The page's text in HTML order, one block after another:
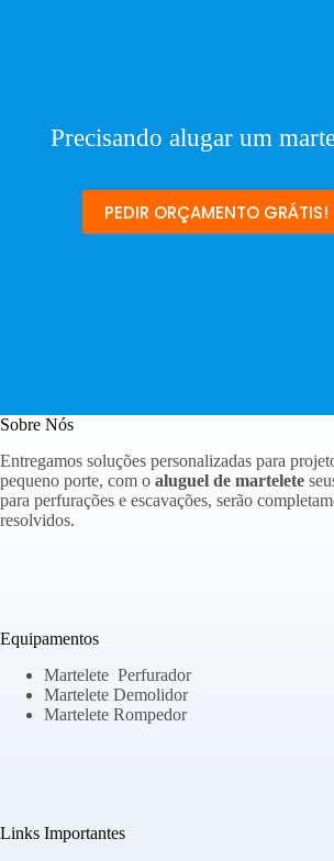
Precisando alugar um
PEDIR ORÇAMENTO GRÁTIS!
Sobre Nós
Entregamos soluções personalizadas para
pequeno porte, com o aluguel de martelete
para perfurações e escavações, serão
resolvidos.
Equipamentos
Martelete Perfurador
Martelete Demolidor
Martelete Rompedor
Links Importantes